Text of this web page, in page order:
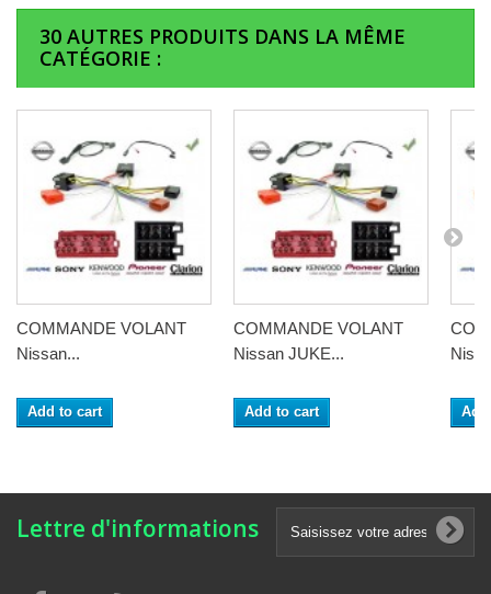
30 AUTRES PRODUITS DANS LA MÊME
CATÉGORIE :
COMMANDE VOLANT
Nissan...
Add to cart
COMMANDE VOLANT
Nissan JUKE...
Add to cart
Lettre d'informations